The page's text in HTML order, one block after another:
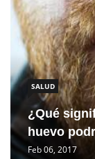
SALUD
¿Qué
huevo
Feb 06, 2017